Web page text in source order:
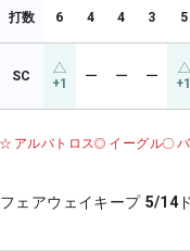
打数 6 4 4 3 5
SC +1 ー ー ー +1
アルバトロス イーグル
フェアウェイキープ 5/14